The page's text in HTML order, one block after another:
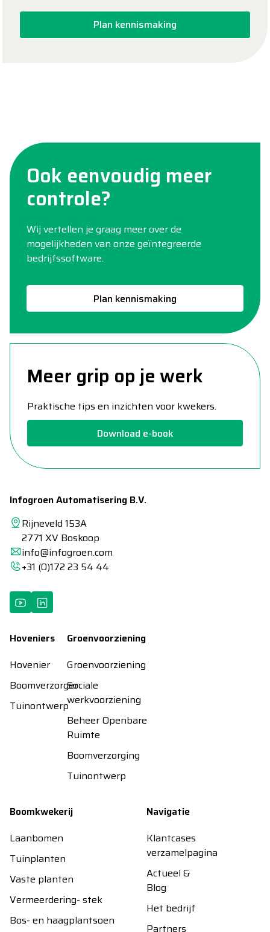
Plan kennismaking
Ook eenvoudig meer
controle?
Wij vertellen je graag meer over de
mogelijkheden van onze geïntegreerde
bedrijfssoftware.
Plan kennismaking
Meer grip op je werk
Praktische tips en inzichten voor kwekers.
Download e-book
Infogroen Automatisering B.V.
Rijneveld 153A
2771 XV Boskoop
info@infogroen.com
+31 (0)172 23 54 44
Hoveniers
Hovenier
Boomverzorger
Tuinontwerp
Groenvoorziening
Groenvoorziening
Sociale
werkvoorziening
Beheer Openbare
Ruimte
Boomverzorging
Tuinontwerp
Boomkwekerij
Laanbomen
Tuinplanten
Vaste planten
Vermeerdering- stek
Bos- en haagplantsoen
Navigatie
Klantcases
verzamelpagina
Actueel &
Blog
Het bedrijf
Partners